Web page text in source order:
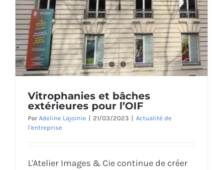
Vitrophanies et bâches
extérieures pour l’OIF
Par Adeline Lajoinie | 21/03/2023 | Actualité de
l'entreprise
L'Atelier Images & Cie continue de créer